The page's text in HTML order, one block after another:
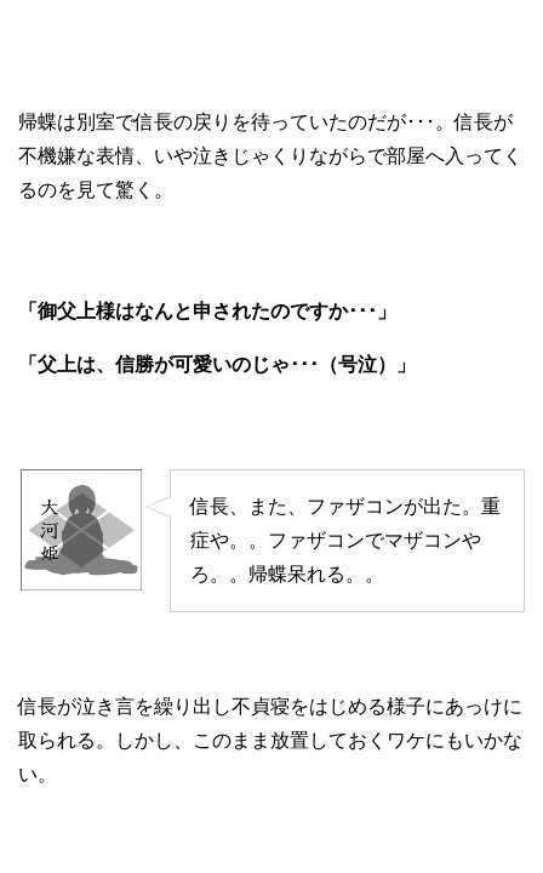
帰蝶は別室で信長の戻りを待っていたのだが･･･。信長が
不機嫌な表情、いや泣きじゃくりながらで部屋へ入ってく
るのを見て驚く。
「御父上様はなんと申されたのですか･･･」
「父上は、信勝が可愛いのじゃ･･･（号泣）」
信長、また、ファザコンが出た。重
症や。。ファザコンでマザコンや
ろ。。帰蝶呆れる。。
信長が泣き言を繰り出し不貞寝をはじめる様子にあっけに
取られる。しかし、このまま放置しておくワケにもいかな
い。